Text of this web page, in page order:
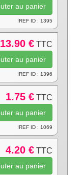
!REF ID : 1395
13.90 € TTC
!REF ID : 1396
1.75 € TTC
!REF ID : 1069
4.20 € TTC